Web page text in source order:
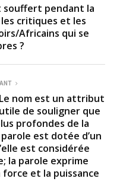
souffert pendant la
critiques et les
Africains qui se
?
nom est un attribut
de souligner que
profondes de la
est dotée d’un
est considérée
la parole exprime
force et la puissance